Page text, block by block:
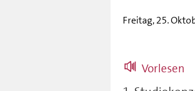
Freitag, 25.
Vorlesen